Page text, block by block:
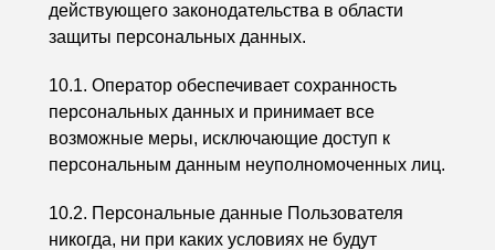
действующего законодательства в области
защиты персональных данных.
10.1. Оператор обеспечивает сохранность
персональных данных и принимает все
возможные меры, исключающие доступ к
персональным данным неуполномоченных лиц.
10.2. Персональные данные Пользователя
никогда, ни при каких условиях не будут